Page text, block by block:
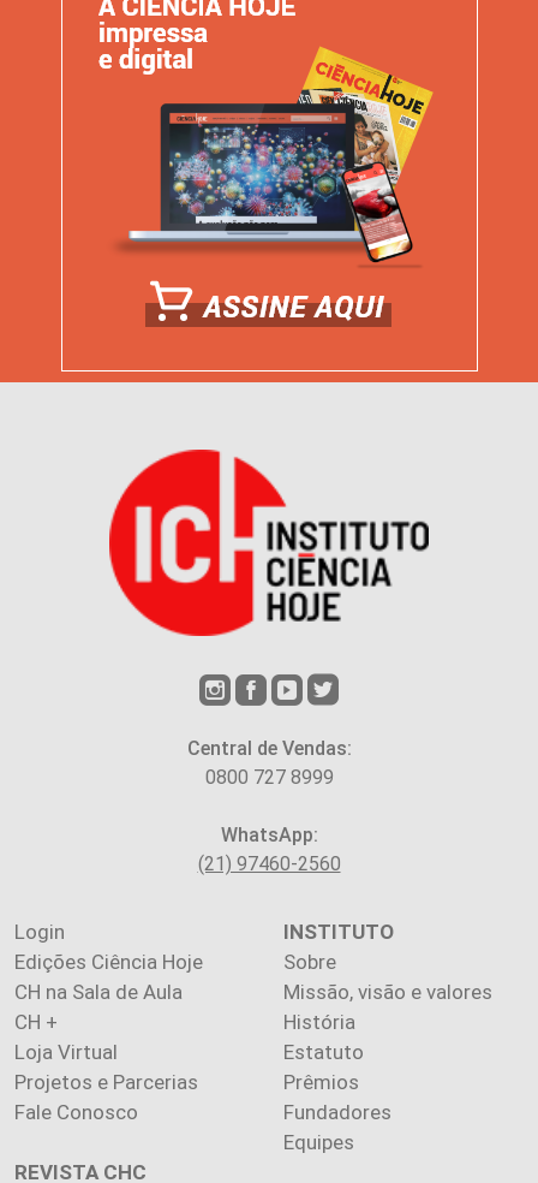
Central de Vendas:
0800 727 8999
WhatsApp:
(21) 97460-2560
Login
Edições Ciência Hoje
CH na Sala de Aula
CH +
Loja Virtual
Projetos e Parcerias
Fale Conosco
INSTITUTO
Sobre
Missão, visão e valores
História
Estatuto
Prêmios
Fundadores
Equipes
REVISTA CHC